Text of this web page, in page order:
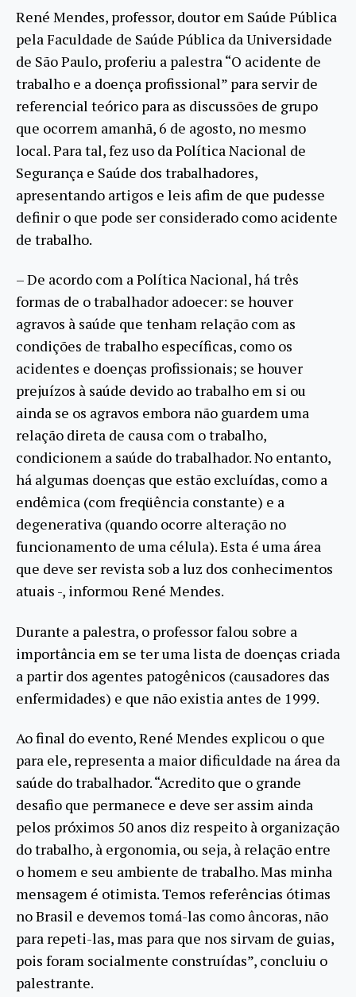
René Mendes, professor, doutor em Saúde Pública
pela Faculdade de Saúde Pública da Universidade
de São Paulo, proferiu a palestra “O acidente de
trabalho e a doença profissional” para servir de
referencial teórico para as discussões de grupo
que ocorrem amanhã, 6 de agosto, no mesmo
local. Para tal, fez uso da Política Nacional de
Segurança e Saúde dos trabalhadores,
apresentando artigos e leis afim de que pudesse
definir o que pode ser considerado como acidente
de trabalho.
– De acordo com a Política Nacional, há três
formas de o trabalhador adoecer: se houver
agravos à saúde que tenham relação com as
condições de trabalho específicas, como os
acidentes e doenças profissionais; se houver
prejuízos à saúde devido ao trabalho em si ou
ainda se os agravos embora não guardem uma
relação direta de causa com o trabalho,
condicionem a saúde do trabalhador. No entanto,
há algumas doenças que estão excluídas, como a
endêmica (com freqüência constante) e a
degenerativa (quando ocorre alteração no
funcionamento de uma célula). Esta é uma área
que deve ser revista sob a luz dos conhecimentos
atuais -, informou René Mendes.
Durante a palestra, o professor falou sobre a
importância em se ter uma lista de doenças criada
a partir dos agentes patogênicos (causadores das
enfermidades) e que não existia antes de 1999.
Ao final do evento, René Mendes explicou o que
para ele, representa a maior dificuldade na área da
saúde do trabalhador. “Acredito que o grande
desafio que permanece e deve ser assim ainda
pelos próximos 50 anos diz respeito à organização
do trabalho, à ergonomia, ou seja, à relação entre
o homem e seu ambiente de trabalho. Mas minha
mensagem é otimista. Temos referências ótimas
no Brasil e devemos tomá-las como âncoras, não
para repeti-las, mas para que nos sirvam de guias,
pois foram socialmente construídas”, concluiu o
palestrante.